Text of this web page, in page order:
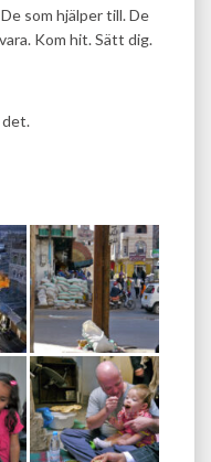
som hjälper till. De
Kom hit. Sätt dig.
det.